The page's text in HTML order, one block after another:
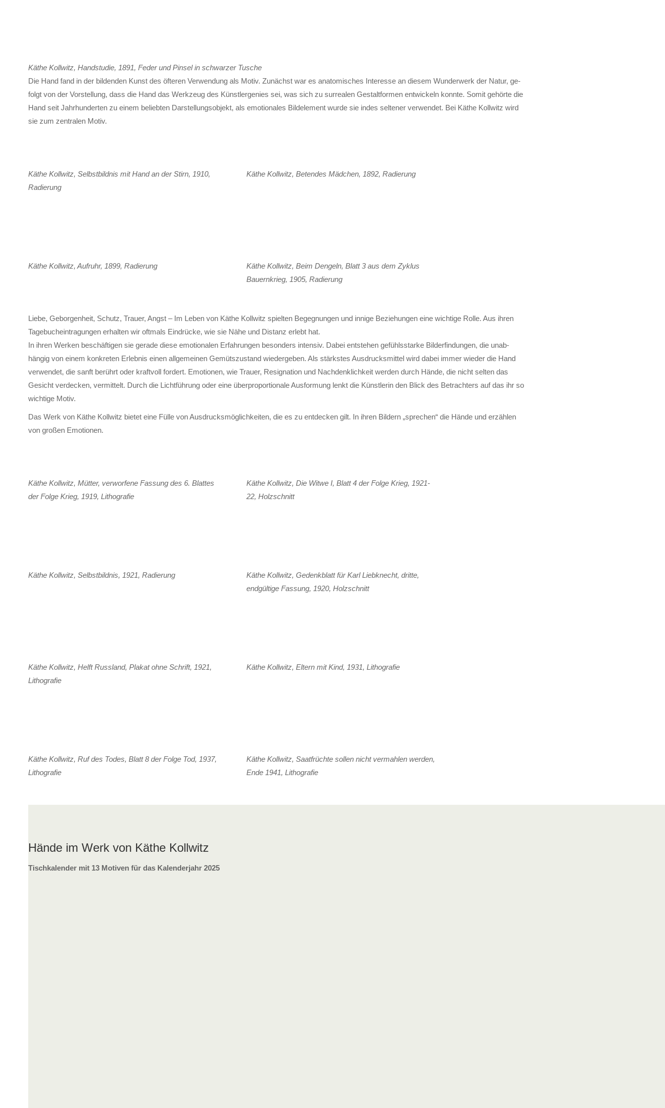
Käthe Kollwitz, Handstudie, 1891, Feder und Pinsel in schwarzer Tusche
Die Hand fand in der bil­denden Kunst des öfteren Ver­wendung als Motiv. Zu­nächst war es ana­tomisches Inter­esse an diesem Wunder­werk der Natur, ge­
folgt von der Vor­stel­lung, dass die Hand das Werk­zeug des Künstler­genies sei, was sich zu sur­realen Gestalt­formen ent­wickeln konnte. Somit ge­hörte die
Hand seit Jahr­hunderten zu einem be­liebten Dar­stellungs­objekt, als emotionales Bild­element wurde sie indes seltener ver­wendet. Bei Käthe Kollwitz wird
sie zum zentralen Motiv.
Käthe Kollwitz, Selbstbildnis mit Hand an der Stirn, 1910,
Radierung
Käthe Kollwitz, Betendes Mädchen, 1892, Radierung
Käthe Kollwitz, Aufruhr, 1899, Radierung
Käthe Kollwitz, Beim Dengeln, Blatt 3 aus dem Zyklus
Bauernkrieg, 1905, Radierung
Liebe, Geborgen­heit, Schutz, Trauer, Angst – Im Leben von Käthe Kollwitz spiel­ten Begeg­nungen und innige Be­ziehungen eine wichtige Rolle. Aus ihren
Tage­buch­ein­tragungen er­halten wir oft­mals Ein­drücke, wie sie Nähe und Distanz er­lebt hat.
In ihren Werken be­schäftigen sie gerade diese emotionalen Er­fahrungen besonders inten­siv. Dabei ent­stehen gefühls­starke Bilder­findungen, die un­ab­
hängig von einem kon­kreten Er­leb­nis einen all­gemeinen Gemüts­zustand wieder­geben. Als stärkstes Aus­drucks­mittel wird dabei immer wieder die Hand
ver­wendet, die sanft be­rührt oder kraft­voll for­dert. Emotionen, wie Trauer, Resig­nation und Nach­denk­lich­keit werden durch Hände, die nicht selten das
Gesicht ver­decken, ver­mittelt. Durch die Licht­führung oder eine über­propor­tionale Aus­formung lenkt die Künst­lerin den Blick des Be­trachters auf das ihr so
wichtige Motiv.
Das Werk von Käthe Kollwitz bietet eine Fülle von Aus­drucks­möglich­keiten, die es zu ent­decken gilt. In ihren Bildern „sprechen“ die Hände und erzählen
von großen Emotionen.
Käthe Kollwitz, Mütter, verworfene Fassung des 6. Blattes
der Folge Krieg, 1919, Lithografie
Käthe Kollwitz, Die Witwe I, Blatt 4 der Folge Krieg, 1921-
22, Holzschnitt
Käthe Kollwitz, Selbstbildnis, 1921, Radierung
Käthe Kollwitz, Gedenkblatt für Karl Liebknecht, dritte,
endgültige Fassung, 1920, Holzschnitt
Käthe Kollwitz, Helft Russland, Plakat ohne Schrift, 1921,
Lithografie
Käthe Kollwitz, Eltern mit Kind, 1931, Lithografie
Käthe Kollwitz, Ruf des Todes, Blatt 8 der Folge Tod, 1937,
Lithografie
Käthe Kollwitz, Saatfrüchte sollen nicht vermahlen werden,
Ende 1941, Lithografie
Hände im Werk von Käthe Kollwitz
Tischkalender mit 13 Motiven für das Kalenderjahr 2025